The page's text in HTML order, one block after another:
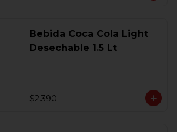
Bebida Coca Cola Light
Desechable 1.5 Lt
$2.390